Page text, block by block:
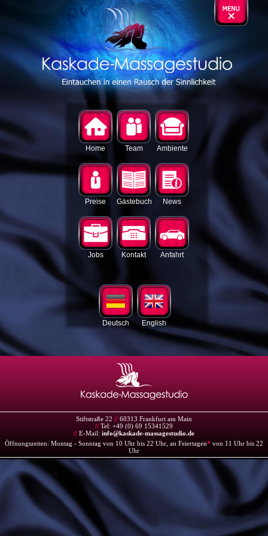
Home Team Ambiente
Preise Gästebuch News
Jobs Kontakt Anfahrt
Deutsch English
Stiftstraße 22 // 60313 Frankfurt am Main
// Tel: +49 (0) 69 15341529
// E-Mail: info@kaskade-massagestudio.de
Öffnungszeiten: Montag - Sonntag von 10 Uhr bis 22 Uhr, an Feiertagen* von 11 Uhr bis 22
Uhr